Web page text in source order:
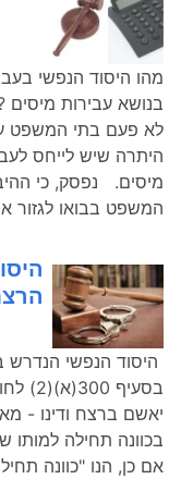
מהו היסוד הנפשי
בנושא עבירות
לא פעם בתי המשפט
היתרה שיש לייחס
מיסים. נפסק, כי
המשפט בבואו לגזור
בכוונה תחילה
אם כן, הנו "כוונה